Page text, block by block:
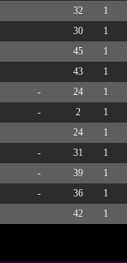
32
1
30
1
45
1
43
1
- 24
1
- 2
1
24
1
- 31
1
- 39
1
- 36
1
42 1